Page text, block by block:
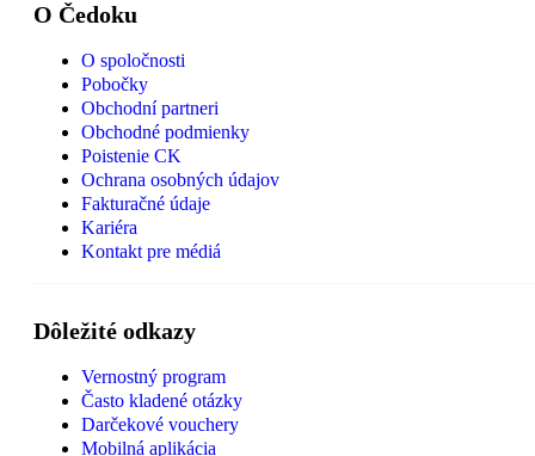
O Čedoku
O spoločnosti
Pobočky
Obchodní partneri
Obchodné podmienky
Poistenie CK
Ochrana osobných údajov
Fakturačné údaje
Kariéra
Kontakt pre médiá
Dôležité odkazy
Vernostný program
Často kladené otázky
Darčekové vouchery
Mobilná aplikácia